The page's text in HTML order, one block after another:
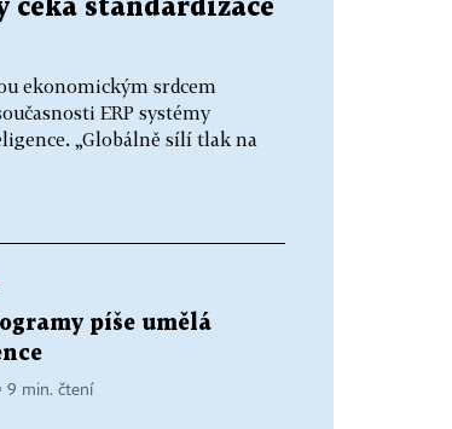
čeká standardizace
ekonomickým srdcem
ERP systémy
„Globálně sílí tlak na
píše umělá
9 min. čtení